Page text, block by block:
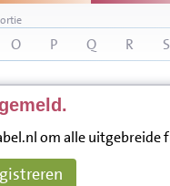
O P Q R S
om alle uitgebreide